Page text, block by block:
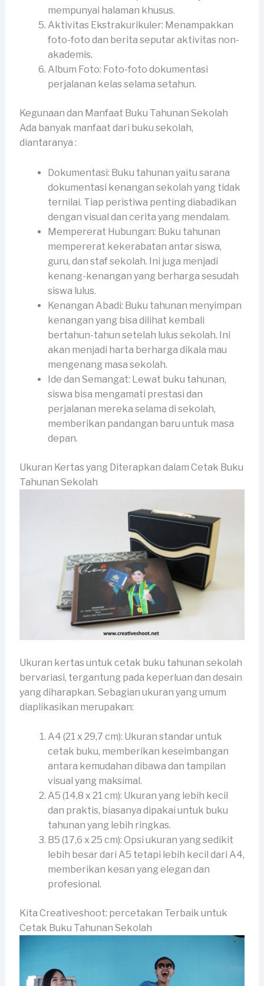
mempunyai halaman khusus.
Aktivitas Ekstrakurikuler: Menampakkan
foto-foto dan berita seputar aktivitas non-
akademis.
Album Foto: Foto-foto dokumentasi
perjalanan kelas selama setahun.
Kegunaan dan Manfaat Buku Tahunan Sekolah
Ada banyak manfaat dari buku sekolah,
diantaranya :
Dokumentasi: Buku tahunan yaitu sarana
dokumentasi kenangan sekolah yang tidak
ternilai. Tiap peristiwa penting diabadikan
dengan visual dan cerita yang mendalam.
Mempererat Hubungan: Buku tahunan
mempererat kekerabatan antar siswa,
guru, dan staf sekolah. Ini juga menjadi
kenang-kenangan yang berharga sesudah
siswa lulus.
Kenangan Abadi: Buku tahunan menyimpan
kenangan yang bisa dilihat kembali
bertahun-tahun setelah lulus sekolah. Ini
akan menjadi harta berharga dikala mau
mengenang masa sekolah.
Ide dan Semangat: Lewat buku tahunan,
siswa bisa mengamati prestasi dan
perjalanan mereka selama di sekolah,
memberikan pandangan baru untuk masa
depan.
Ukuran Kertas yang Diterapkan dalam Cetak Buku
Tahunan Sekolah
Ukuran kertas untuk cetak buku tahunan sekolah
bervariasi, tergantung pada keperluan dan desain
yang diharapkan. Sebagian ukuran yang umum
diaplikasikan merupakan:
A4 (21 x 29,7 cm): Ukuran standar untuk
cetak buku, memberikan keseimbangan
antara kemudahan dibawa dan tampilan
visual yang maksimal.
A5 (14,8 x 21 cm): Ukuran yang lebih kecil
dan praktis, biasanya dipakai untuk buku
tahunan yang lebih ringkas.
B5 (17,6 x 25 cm): Opsi ukuran yang sedikit
lebih besar dari A5 tetapi lebih kecil dari A4,
memberikan kesan yang elegan dan
profesional.
Kita Creativeshoot: percetakan Terbaik untuk
Cetak Buku Tahunan Sekolah